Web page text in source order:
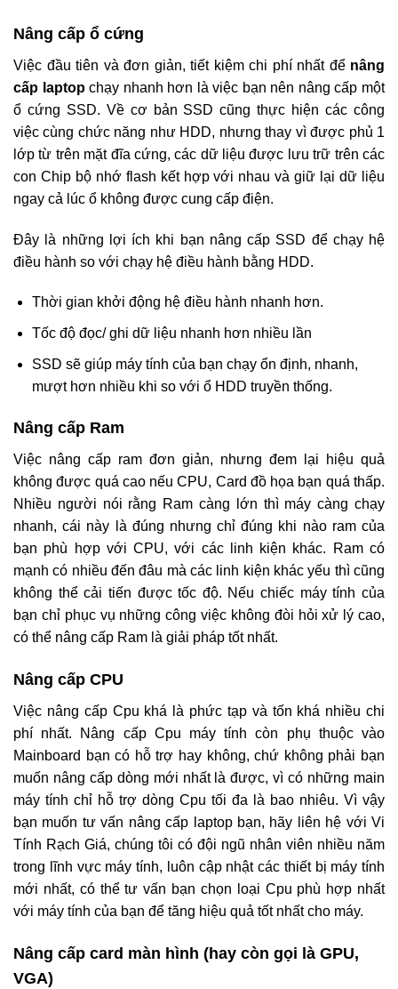
Nâng cấp ổ cứng
Việc đầu tiên và đơn giản, tiết kiệm chi phí nhất để nâng
cấp laptopchạy nhanh hơn là việc bạn nên nâng cấp một
ổ cứng SSD. Về cơ bản SSD cũng thực hiện các công
việc cùng chức năng như HDD, nhưng thay vì được phủ 1
lớp từ trên mặt đĩa cứng, các dữ liệu được lưu trữ trên các
con Chip bộ nhớ flash kết hợp với nhau và giữ lại dữ liệu
ngay cả lúc ổ không được cung cấp điện.
Đây là những lợi ích khi bạn nâng cấp SSD để chạy hệ
điều hành so với chạy hệ điều hành bằng HDD.
Thời gian khởi động hệ điều hành nhanh hơn.
Tốc độ đọc/ ghi dữ liệu nhanh hơn nhiều lần
SSD sẽ giúp máy tính của bạn chạy ổn định, nhanh,
mượt hơn nhiều khi so với ổ HDD truyền thống.
Nâng cấp Ram
Việc nâng cấp ram đơn giản, nhưng đem lại hiệu quả
không được quá cao nếu CPU, Card đồ họa bạn quá thấp.
Nhiều người nói rằng Ram càng lớn thì máy càng chạy
nhanh, cái này là đúng nhưng chỉ đúng khi nào ram của
bạn phù hợp với CPU, với các linh kiện khác. Ram có
mạnh có nhiều đến đâu mà các linh kiện khác yếu thì cũng
không thể cải tiến được tốc độ. Nếu chiếc máy tính của
bạn chỉ phục vụ những công việc không đòi hỏi xử lý cao,
có thể nâng cấp Ram là giải pháp tốt nhất.
Nâng cấp CPU
Việc nâng cấp Cpu khá là phức tạp và tốn khá nhiều chi
phí nhất. Nâng cấp Cpu máy tính còn phụ thuộc vào
Mainboard bạn có hỗ trợ hay không, chứ không phải bạn
muốn nâng cấp dòng mới nhất là được, vì có những main
máy tính chỉ hỗ trợ dòng Cpu tối đa là bao nhiêu. Vì vậy
bạn muốn tư vấn nâng cấp laptop bạn, hãy liên hệ với Vi
Tính Rạch Giá, chúng tôi có đội ngũ nhân viên nhiều năm
trong lĩnh vực máy tính, luôn cập nhật các thiết bị máy tính
mới nhất, có thể tư vấn bạn chọn loại Cpu phù hợp nhất
với máy tính của bạn để tăng hiệu quả tốt nhất cho máy.
Nâng cấp card màn hình (hay còn gọi là GPU,
VGA)